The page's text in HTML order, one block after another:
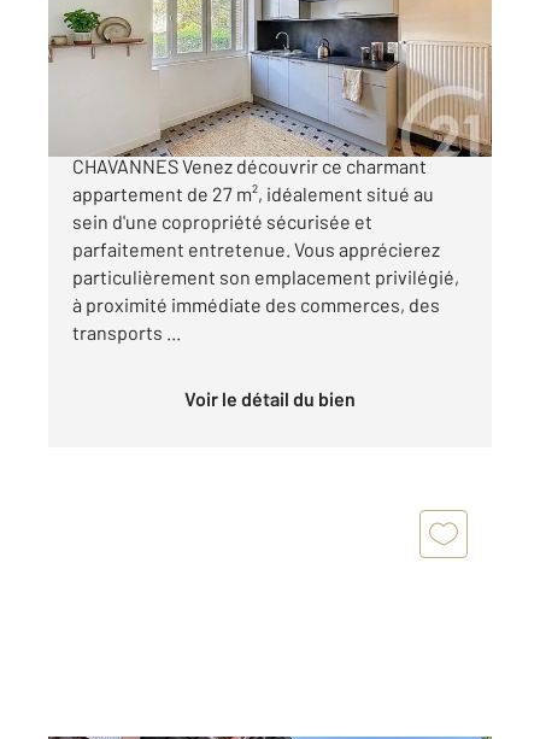
Appartement F1 Bis à vendre
165 000 €
*** Sous Offre *** LYON 6 - SECTEUR PUVIS DE
CHAVANNES Venez découvrir ce charmant
appartement de 27 m², idéalement situé au
sein d'une copropriété sécurisée et
parfaitement entretenue. Vous apprécierez
particulièrement son emplacement privilégié,
à proximité immédiate des commerces, des
transports ...
Voir le détail du bien